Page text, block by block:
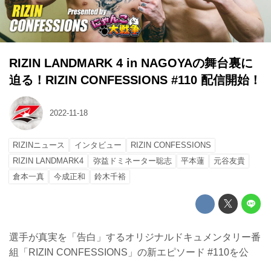
RIZIN LANDMARK 4 in NAGOYAの舞台裏に
迫る！RIZIN CONFESSIONS #110 配信開始！
2022-11-18
RIZINニュース インタビュー
RIZIN CONFESSIONS
RIZIN LANDMARK4
弥益ドミネーター聡志 平本蓮
元谷友貴
倉本一真
今成正和 鈴木千裕
選手が真実を「告白」するオリジナルドキュメンタリー番
組「RIZIN CONFESSIONS」の新エピソード #110を公